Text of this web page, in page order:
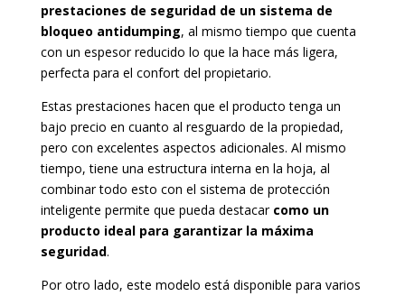
prestaciones de seguridad de un sistema de
bloqueo antidumping, al mismo tiempo que cuenta
con un espesor reducido lo que la hace más ligera,
perfecta para el confort del propietario.
Estas prestaciones hacen que el producto tenga un
bajo precio en cuanto al resguardo de la propiedad,
pero con excelentes aspectos adicionales. Al mismo
tiempo, tiene una estructura interna en la hoja, al
combinar todo esto con el sistema de protección
inteligente permite que pueda destacar como un
producto ideal para garantizar la máxima
seguridad.
Por otro lado, este modelo está disponible para varios